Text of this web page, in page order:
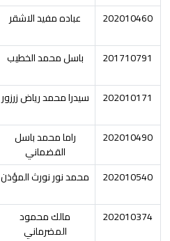
202010460
عباده مفيد الاشقر
201710791
باسل محمد الخطيب
202010171
سيدرا محمد رياض زرزور
202010490
راما محمد باسل
القضماني
202010540
محمد نور نورث المؤذن
202010374
مالك محمود
المضرماني